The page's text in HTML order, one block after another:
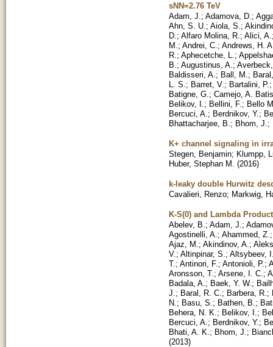
sNN=2.76 TeV
Adam, J. ; Adamova, D. ;
Ahn, S. U. ; Aiola, S. ;
D. ; Alfaro Molina, R. ; Alici, A.
M. ; Andrei, C. ; Andrews, H.
R. ; Aphecetche, L. ;
B. ; Augustinus, A. ;
Baldisseri, A. ; Ball, M. ;
L. S. ; Barret, V. ; Bartalini, P.
Batigne, G. ; Camejo, A.
Belikov, I. ; Bellini, F. ; Bello
Bercuci, A. ; Berdnikov, Y. ;
Bhattacharjee, B. ; Bhom, J. ;
K+ channel signaling in
Stegen, Benjamin; Klumpp,
Huber, Stephan M. (2016)
k-leaky double Hurwitz
Cavalieri, Renzo; Markwig,
K-S(0) and Lambda
Abelev, B. ; Adam, J. ;
Agostinelli, A. ; Ahammed, Z.
Ajaz, M. ; Akindinov, A. ;
V. ; Altinpinar, S. ; Altsybeev,
T. ; Antinori, F. ; Antonioli, P. ;
Aronsson, T. ; Arsene, I. C. ;
Badala, A. ; Baek, Y. W. ;
J. ; Baral, R. C. ; Barbera, R. ;
N. ; Basu, S. ; Bathen, B. ;
Behera, N. K. ; Belikov, I. ;
Bercuci, A. ; Berdnikov, Y. ;
Bhati, A. K. ; Bhom, J. ;
(2013)